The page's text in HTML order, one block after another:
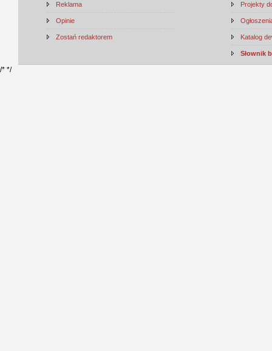
Reklama
Opinie
Zostań redaktorem
Projekty
Katalog
Słownik
/* */